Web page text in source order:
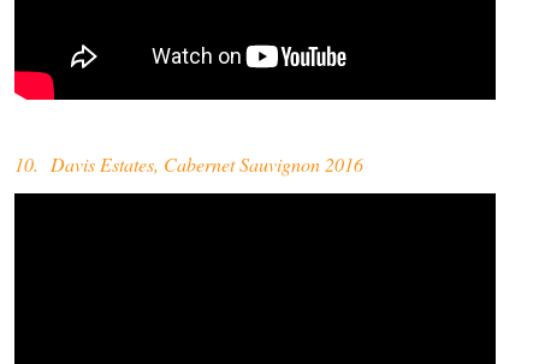
10. Davis Estates, Cabernet Sauvignon 2016